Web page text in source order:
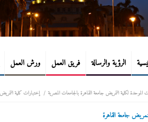
الرؤية والرسالة فريق العمل ورش العمل
الموحدة لكلية التمريض جامعة القاهرة بالجامعات المصرية إختبارات كلية
جامعة القاهرة